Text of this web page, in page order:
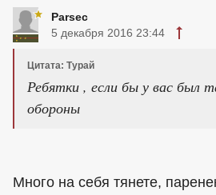
Parsec
5 декабря 2016 23:44
Цитата: Турай
Ребятки , если бы у вас был
обороны
Много на себя тянете,